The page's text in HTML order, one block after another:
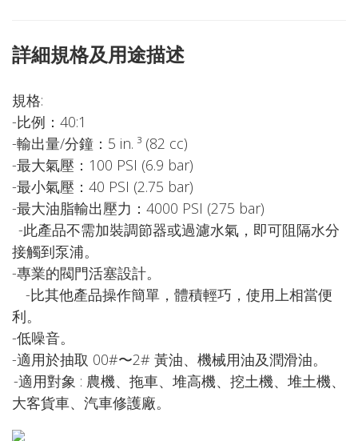
詳細規格及用途描述
規格:
-比例：40:1
-輸出量/分鐘：5 in. ³ (82 cc)
-最大氣壓：100 PSI (6.9 bar)
-最小氣壓：40 PSI (2.75 bar)
-最大油脂輸出壓力：4000 PSI (275 bar)
-此產品不需加裝調節器或過濾水氣，即可阻隔水分
接觸到泵浦。
-專業的閥門活塞設計。
-比其他產品操作簡單，體積輕巧，使用上相當便
利。
-低噪音。
-適用於抽取 00#〜2# 黃油、機械用油及潤滑油。
-適用對象 : 農機、拖車、堆高機、挖土機、堆土機、
大客貨車、汽車修護廠。